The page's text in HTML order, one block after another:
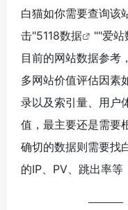
白猫如你需要查询该
击"5118数据 ""爱站
目前的网站数据参考
多网站价值评估因素
录以及索引量、用户
值，最主要还是需要
确切的数据则需要找
的IP、PV、跳出率等